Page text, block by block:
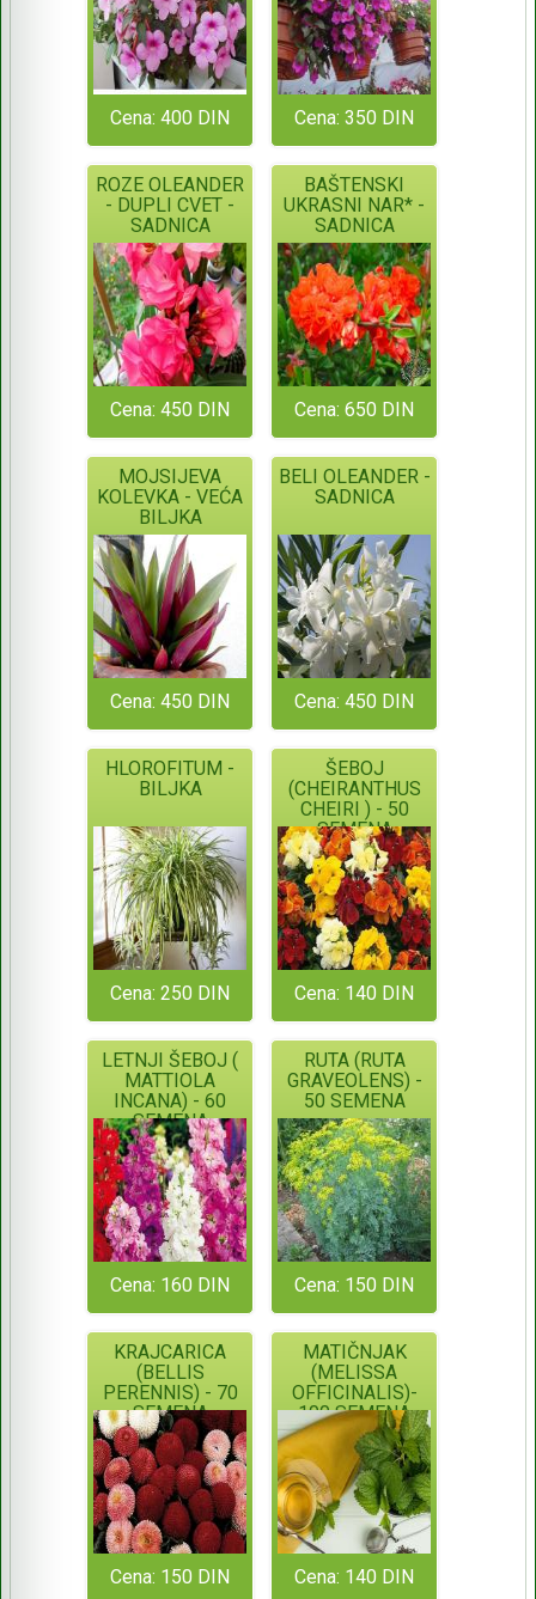
Cena: 400 DIN Cena: 350 DIN
ROZE OLEANDER
- DUPLI CVET -
SADNICA
Cena: 450 DIN
BAŠTENSKI
UKRASNI NAR* -
SADNICA
Cena: 650 DIN
MOJSIJEVA
KOLEVKA - VEĆA
BILJKA
Cena: 450 DIN
BELI OLEANDER -
SADNICA
Cena: 450 DIN
HLOROFITUM -
BILJKA
Cena: 250 DIN
ŠEBOJ
(CHEIRANTHUS
CHEIRI ) - 50
SEMENA
Cena: 140 DIN
LETNJI ŠEBOJ (
MATTIOLA
INCANA) - 60
SEMENA
Cena: 160 DIN
RUTA (RUTA
GRAVEOLENS) -
50 SEMENA
Cena: 150 DIN
KRAJCARICA
(BELLIS
PERENNIS) - 70
SEMENA
Cena: 150 DIN
MATIČNJAK
(MELISSA
OFFICINALIS)-
100 SEMENA
Cena: 140 DIN